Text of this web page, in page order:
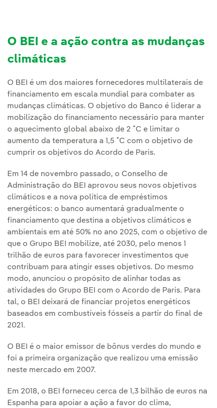
O BEI e a ação contra as mudanças
climáticas
O BEI é um dos maiores fornecedores multilaterais de
financiamento em escala mundial para combater as
mudanças climáticas. O objetivo do Banco é liderar a
mobilização do financiamento necessário para manter
o aquecimento global abaixo de 2 ˚C e limitar o
aumento da temperatura a 1,5 ˚C com o objetivo de
cumprir os objetivos do Acordo de Paris.
Em 14 de novembro passado, o Conselho de
Administração do BEI aprovou seus novos objetivos
climáticos e a nova política de empréstimos
energéticos: o banco aumentará gradualmente o
financiamento que destina a objetivos climáticos e
ambientais em até 50% no ano 2025, com o objetivo de
que o Grupo BEI mobilize, até 2030, pelo menos 1
trilhão de euros para favorecer investimentos que
contribuam para atingir esses objetivos. Do mesmo
modo, anunciou o propósito de alinhar todas as
atividades do Grupo BEI com o Acordo de Paris. Para
tal, o BEI deixará de financiar projetos energéticos
baseados em combustíveis fósseis a partir do final de
2021.
O BEI é o maior emissor de bônus verdes do mundo e
foi a primeira organização que realizou uma emissão
neste mercado em 2007.
Em 2018, o BEI forneceu cerca de 1,3 bilhão de euros na
Espanha para apoiar a ação a favor do clima,